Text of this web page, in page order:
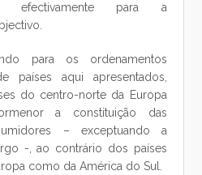
efectivamente para a
para os ordenamentos
países aqui apresentados,
do centro-norte da Europa
a constituição das
– exceptuando a
-, ao contrário dos países
como da América do Sul.